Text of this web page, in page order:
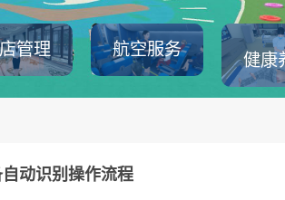
管理 航空服务
健康
动识别操作流程